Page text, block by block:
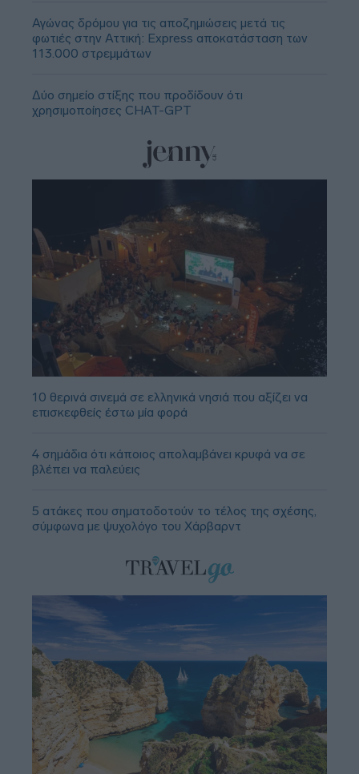
Αγώνας δρόμου για τις αποζημιώσεις μετά τις
φωτιές στην Αττική: Express αποκατάσταση των
113.000 στρεμμάτων
Δύο σημείο στίξης που προδίδουν ότι
χρησιμοποίησες CHAT-GPT
10 θερινά σινεμά σε ελληνικά νησιά που αξίζει να
επισκεφθείς έστω μία φορά
4 σημάδια ότι κάποιος απολαμβάνει κρυφά να σε
βλέπει να παλεύεις
5 ατάκες που σηματοδοτούν το τέλος της σχέσης,
σύμφωνα με ψυχολόγο του Χάρβαρντ